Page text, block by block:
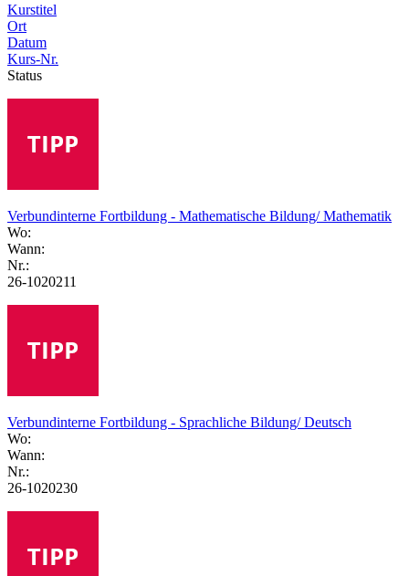
Kurstitel
Ort
Datum
Kurs-Nr.
Status
Verbundinterne Fortbildung - Mathematische Bildung/ Mathematik
Wo:
Wann:
Nr.:
26-1020211
Verbundinterne Fortbildung - Sprachliche Bildung/ Deutsch
Wo:
Wann:
Nr.:
26-1020230